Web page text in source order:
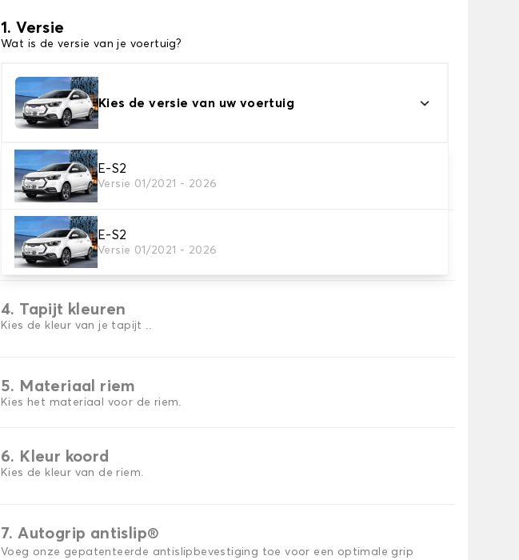
1. Versie
Wat is de versie van je voertuig?
Kies de versie van uw voertuig
E-S2
Versie 01/2021 - 2026
E-S2
Versie 01/2021 - 2026
2. Materiaal
Kies het materiaal van uw automatten
3. Aantal matten
Selecteer het aantal automatten dat je nodig hebt.
4. Tapijt kleuren
Kies de kleur van je tapijt ..
5. Materiaal riem
Kies het materiaal voor de riem.
6. Kleur koord
Kies de kleur van de riem.
7. Autogrip antislip®
Voeg onze gepatenteerde antislipbevestiging toe voor een optimale grip